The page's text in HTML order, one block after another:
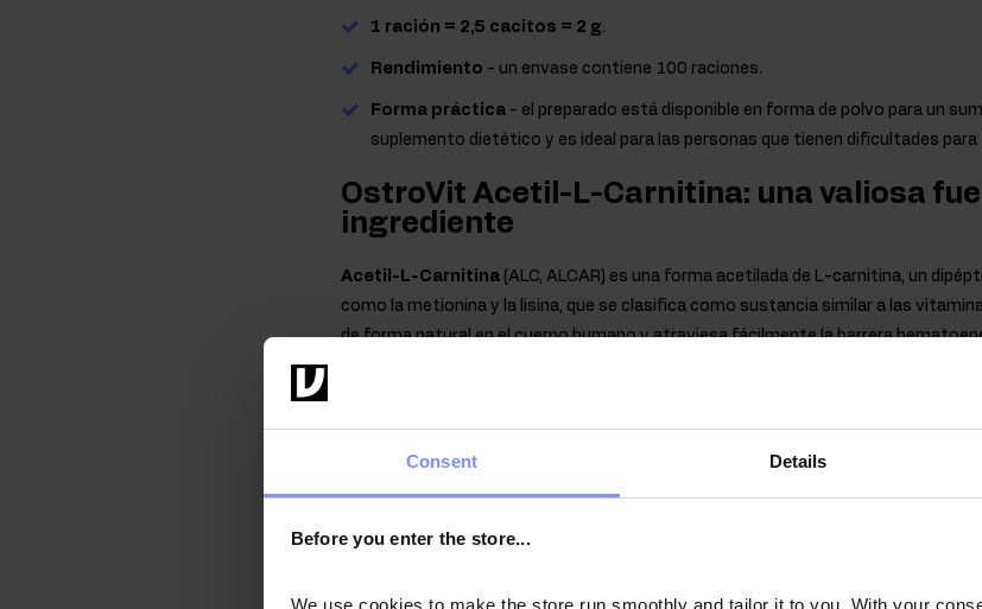
Consent Details
Before you enter the store...
We use cookies to make the store run smoothly and tailor it to you. With your
1 ración = 2,5 cacitos = 2 g.
Rendimiento - un envase contiene 100 raciones.
Forma práctica - el preparado está disponible en forma de polvo para un
suplemento dietético y es ideal para las personas que tienen dificultades
OstroVit Acetil-L-Carnitina: una valiosa
ingrediente
Acetil-L-Carnitina (ALC, ALCAR) es una forma acetilada de L-carnitina, un
como la metionina y la lisina, que se clasifica como sustancia similar a las
de forma natural en el cuerpo humano y atraviesa fácilmente la barrera
El producto tiene fuertes propiedades higroscópicas (absorbe
de grumos o una consistencia homogénea (sólida) no es indicio de